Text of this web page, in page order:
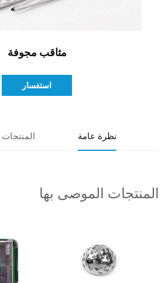
مثاقب مجوفة
استفسار
نظرة عامة
المنتجات الموصى بها